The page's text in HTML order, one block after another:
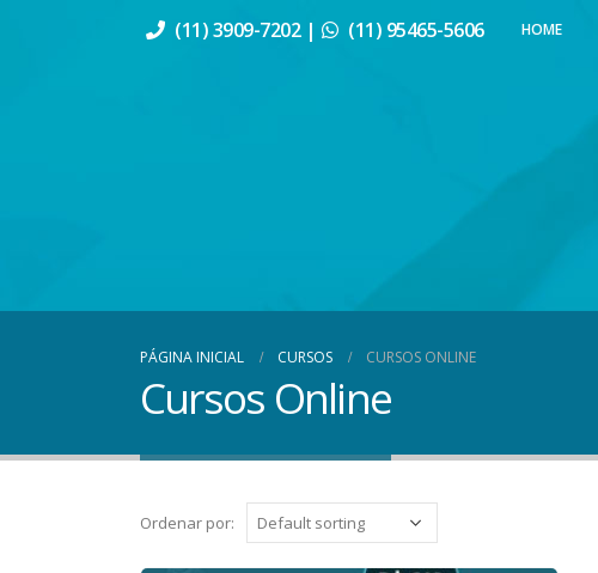
(11) 3909-7202 | (11) 95465-5606 HOME
PÁGINA INICIAL CURSOS CURSOS ONLINE
Cursos Online
Ordenar por: